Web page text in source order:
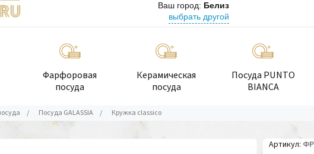
Ваш город: Белиз
выбрать другой
Фарфоровая
посуда
Керамическая
посуда
Посуда PUNTO
BIANCA
/ Посуда GALASSIA / Кружка classico
Артикул